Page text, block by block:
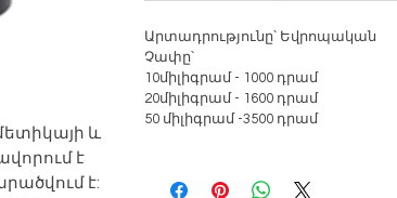
և
է
է:
Արտադրությունը՝ Եվրոպական
Չափը՝
10միլիգրամ - 1000 դրամ
20միլիգրամ - 1600 դրամ
50 միլիգրամ -3500 դրամ